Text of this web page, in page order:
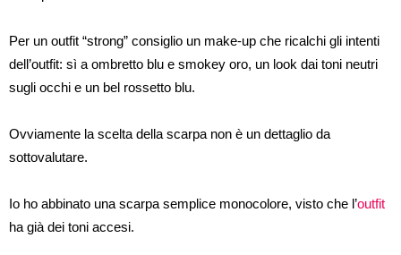
Per un outfit “strong” consiglio un make-up che ricalchi gli intenti
dell’outfit: sì a ombretto blu e smokey oro, un look dai toni neutri
sugli occhi e un bel rossetto blu.
Ovviamente la scelta della scarpa non è un dettaglio da
sottovalutare.
Io ho abbinato una scarpa semplice monocolore, visto che l’outfit
ha già dei toni accesi.